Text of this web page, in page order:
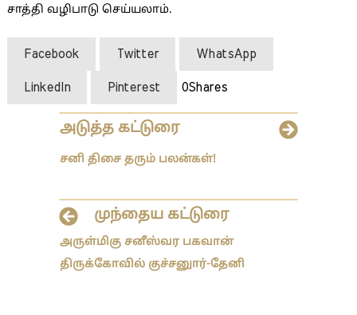
சாத்தி வழிபாடு செய்யலாம்.
Facebook Twitter WhatsApp
LinkedIn Pinterest 0Shares
முந்தைய கட்டுரை
அருள்மிகு சனீஸ்வர பகவான்
திருக்கோவில் குச்சனுார்-தேனி
அடுத்த கட்டுரை
சனி திசை தரும் பலன்கள்!